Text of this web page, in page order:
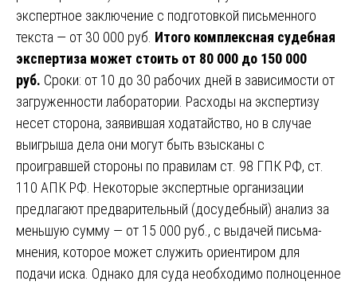
экспертное заключение с подготовкой письменного
текста — от 30 000 руб. Итого комплексная судебная
экспертиза может стоить от 80 000 до 150 000
руб. Сроки: от 10 до 30 рабочих дней в зависимости от
загруженности лаборатории. Расходы на экспертизу
несет сторона, заявившая ходатайство, но в случае
выигрыша дела они могут быть взысканы с
проигравшей стороны по правилам ст. 98 ГПК РФ, ст.
110 АПК РФ. Некоторые экспертные организации
предлагают предварительный (досудебный) анализ за
меньшую сумму — от 15 000 руб., с выдачей письма-
мнения, которое может служить ориентиром для
подачи иска. Однако для суда необходимо полноценное